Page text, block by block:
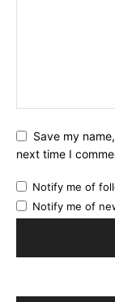
Save my
next time I
Notify me of
Notify me of